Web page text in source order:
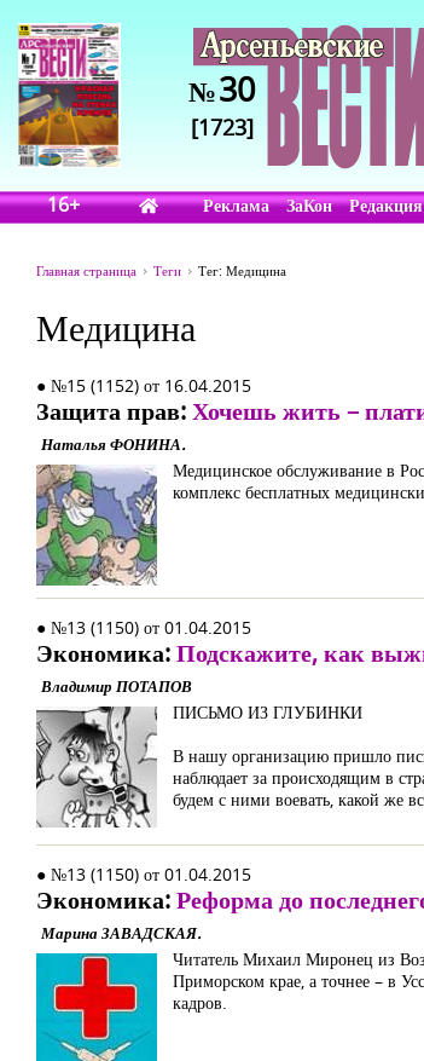
№30
[1723]
16+ Реклама ЗаКон Редакция
Главная страница Теги Тег: Медицина
Медицина
● №15 (1152) от 16.04.2015
Защита прав:Хочешь жить –
Наталья ФОНИНА.
Медицинское обслуживание в
комплекс бесплатных
● №13 (1150) от 01.04.2015
Экономика:Подскажите, как
Владимир ПОТАПОВ
ПИСЬМО ИЗ ГЛУБИНКИ
В нашу организацию пришло
наблюдает за происходящим в
будем с ними воевать, какой же
● №13 (1150) от 01.04.2015
Экономика:Реформа до
Марина ЗАВАДСКАЯ.
Читатель Михаил Миронец из
Приморском крае, а точнее – в
кадров.